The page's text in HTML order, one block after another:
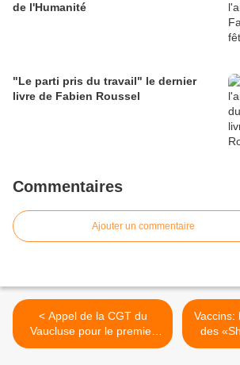
de l'Humanité
"Le parti pris du travail" le dernier
livre de Fabien Roussel
Commentaires
Ajouter un commentaire
< Appel de la CGT du
Vaucluse pour le premier
mai
Vaccins:
des